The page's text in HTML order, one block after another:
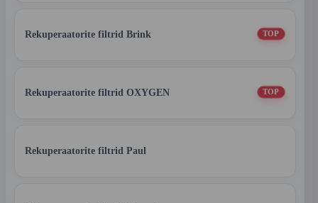
Rekuperaatorite filtrid Brink TOP
Rekuperaatorite filtrid OXYGEN TOP
Rekuperaatorite filtrid Paul